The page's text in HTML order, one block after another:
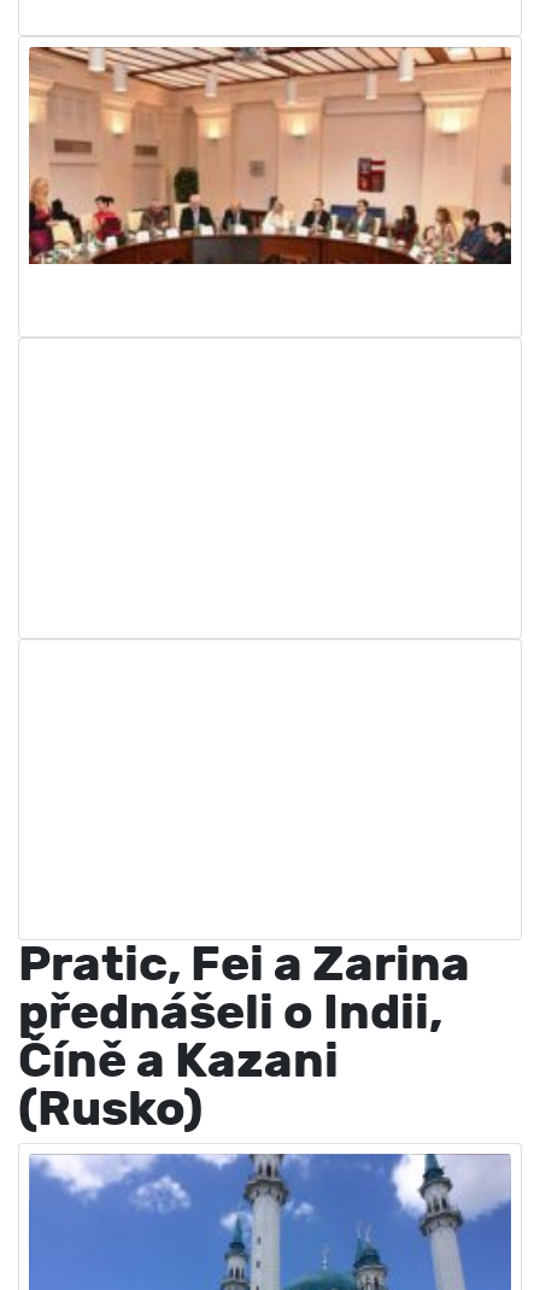
Pratic, Fei a Zarina
přednášeli o Indii,
Číně a Kazani
(Rusko)